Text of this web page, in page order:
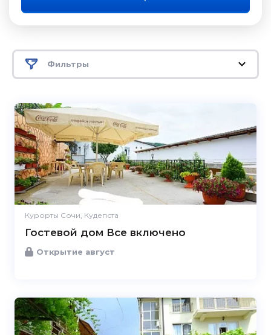
Фильтры
Курорты Сочи, Кудепста
Гостевой дом Все включено
Открытие август